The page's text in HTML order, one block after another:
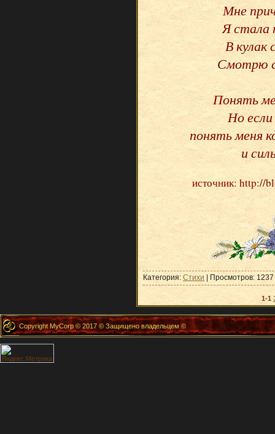
Мне
Я стала
В кулак
Смотрю
Понять
Но
понять меня
и
источник: http://
Категория: Стихи | Просмотров:
1-1
Copyright MyCorp © 2017 © Защищено владельцем ©